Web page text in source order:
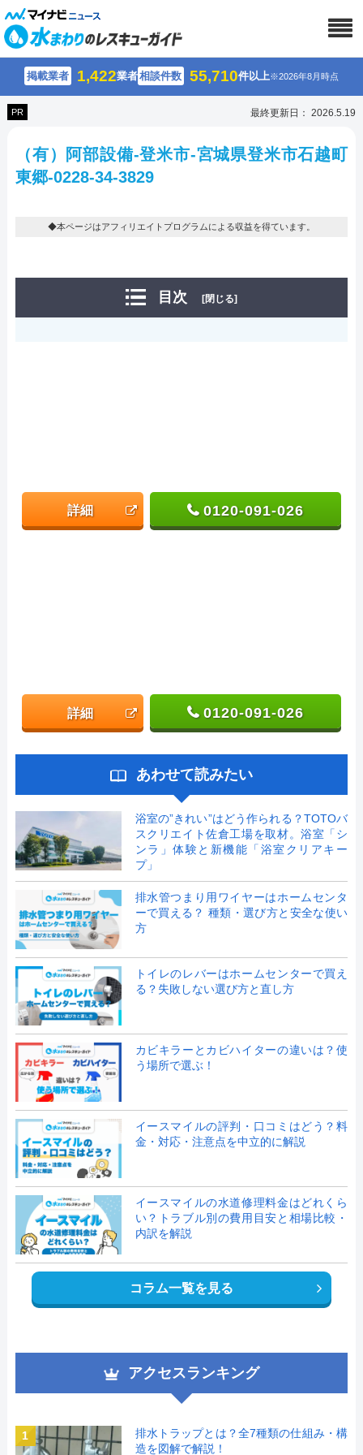
掲載業者 1,422業者相談件数 55,710件以上※2026年8月時点
PR 最終更新日： 2026.5.19
（有）阿部設備-登米市-宮城県登米市石越町
東郷-0228-34-3829
◆本ページはアフィリエイトプログラムによる収益を得ています。
目次 [閉じる]
詳細 0120-091-026
詳細 0120-091-026
あわせて読みたい
浴室の”きれい”はどう作られる？TOTOバ
スクリエイト佐倉工場を取材。浴室「シ
ンラ」体験と新機能「浴室クリアキー
プ」
排水管つまり用ワイヤーはホームセンタ
ーで買える？ 種類・選び方と安全な使い
方
トイレのレバーはホームセンターで買え
る？失敗しない選び方と直し方
カビキラーとカビハイターの違いは？使
う場所で選ぶ！
イースマイルの評判・口コミはどう？料
金・対応・注意点を中立的に解説
イースマイルの水道修理料金はどれくら
い？トラブル別の費用目安と相場比較・
内訳を解説
コラム一覧を見る
アクセスランキング
1
排水トラップとは？全7種類の仕組み・構
造を図解で解説！